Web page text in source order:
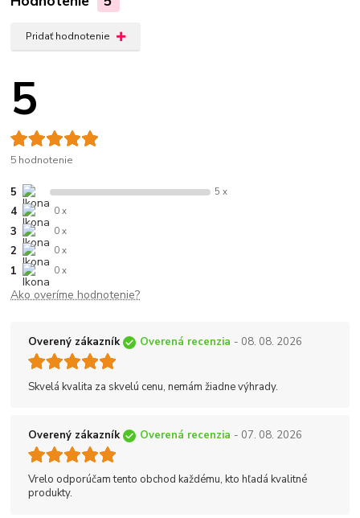
Pridať hodnotenie
5
5 hodnotenie
5 5 x
4 0 x
3 0 x
2 0 x
1 0 x
Ako overíme hodnotenie?
Overený zákazník Overená recenzia - 08. 08. 2026
Skvelá kvalita za skvelú cenu, nemám žiadne výhrady.
Overený zákazník Overená recenzia - 07. 08. 2026
Vrelo odporúčam tento obchod každému, kto hľadá kvalitné
produkty.